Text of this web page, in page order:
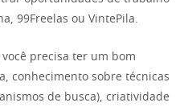
99Freelas ou VintePila.
precisa ter um bom
conhecimento sobre técnicas
de busca), criatividade